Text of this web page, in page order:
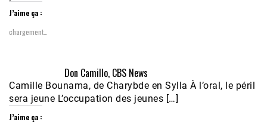
J’aime ça :
chargement…
Don Camillo, CBS News
Camille Bounama, de Charybde en Sylla À l’oral, le péril
sera jeune L’occupation des jeunes […]
J’aime ça :